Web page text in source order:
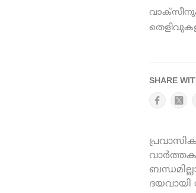
SHARE